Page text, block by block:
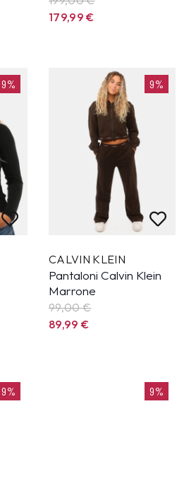
179,99€
9% 9%
CALVIN KLEIN
Pantaloni Calvin Klein
Marrone
99,00 €
89,99€
9% 9%